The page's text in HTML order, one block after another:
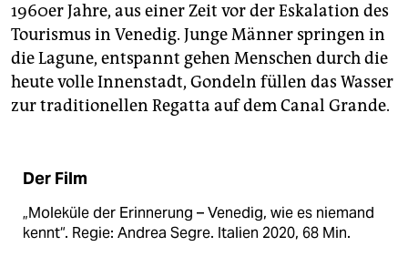
1960er Jahre, aus einer Zeit vor der Eskalation des
Tourismus in Venedig. Junge Männer springen in
die Lagune, entspannt gehen Menschen durch die
heute volle Innenstadt, Gondeln füllen das Wasser
zur traditionellen Regatta auf dem Canal Grande.
Der Film
„Moleküle der Erinnerung – Venedig, wie es niemand
kennt“. Regie: Andrea Segre. Italien 2020, 68 Min.